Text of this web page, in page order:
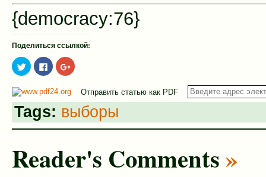
{democracy:76}
Поделиться ссылкой:
Нажмите,
чтобы
поделиться
Twitter
(Открывается
в
новом
окне)
Нажмите
здесь,
чтобы
контентом
на
Facebook.
(Открывается
в
новом
Нажмите,
чтобы
Google+
(Открывается
в
новом
окне)
Отправить статью как PDF
Tags: выборы
Reader's Comments »